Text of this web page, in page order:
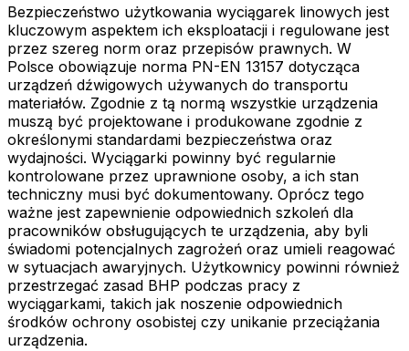
Bezpieczeństwo użytkowania wyciągarek linowych jest
kluczowym aspektem ich eksploatacji i regulowane jest
przez szereg norm oraz przepisów prawnych. W
Polsce obowiązuje norma PN-EN 13157 dotycząca
urządzeń dźwigowych używanych do transportu
materiałów. Zgodnie z tą normą wszystkie urządzenia
muszą być projektowane i produkowane zgodnie z
określonymi standardami bezpieczeństwa oraz
wydajności. Wyciągarki powinny być regularnie
kontrolowane przez uprawnione osoby, a ich stan
techniczny musi być dokumentowany. Oprócz tego
ważne jest zapewnienie odpowiednich szkoleń dla
pracowników obsługujących te urządzenia, aby byli
świadomi potencjalnych zagrożeń oraz umieli reagować
w sytuacjach awaryjnych. Użytkownicy powinni również
przestrzegać zasad BHP podczas pracy z
wyciągarkami, takich jak noszenie odpowiednich
środków ochrony osobistej czy unikanie przeciążania
urządzenia.